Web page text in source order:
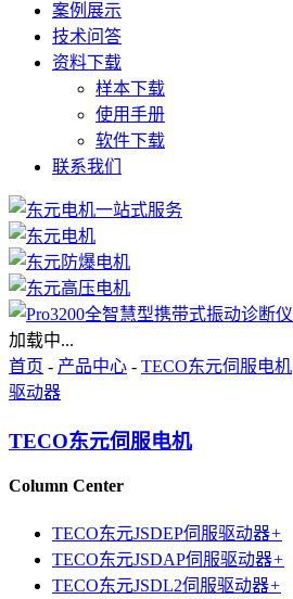
案例展示
技术问答
资料下载
样本下载
使用手册
软件下载
联系我们
加载中...
首页 - 产品中心 - TECO东元伺服电机
驱动器
TECO东元伺服电机
Column Center
TECO东元JSDEP伺服驱动器+
TECO东元JSDAP伺服驱动器+
TECO东元JSDL2伺服驱动器+